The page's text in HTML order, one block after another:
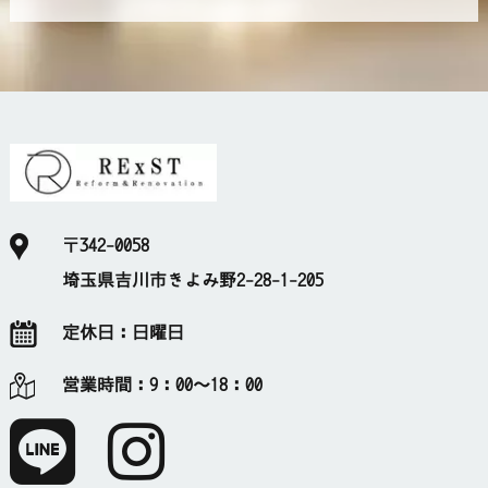
〒342-0058
埼玉県吉川市きよみ野2-28-1-205
定休日： 日曜日
営業時間： 9：00～18：00